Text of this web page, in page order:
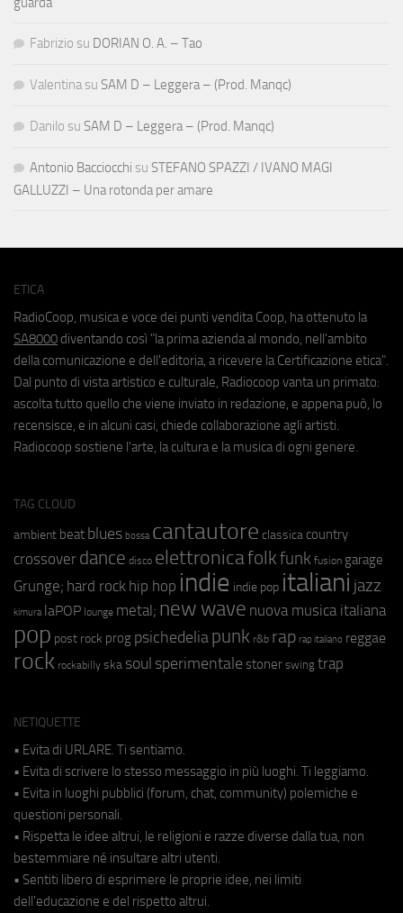
Fabrizio su DORIAN O. A. – Tao
Valentina su SAM D – Leggera – (Prod. Manqc)
Danilo su SAM D – Leggera – (Prod. Manqc)
Antonio Bacciocchi su STEFANO SPAZZI / IVANO MAGI
GALLUZZI – Una rotonda per amare
ETICA
RadioCoop, musica e voce dei punti vendita Coop, ha ottenuto la
SA8000 diventando così "la prima azienda al mondo, nell'ambito
della comunicazione e dell'editoria, a ricevere la Certificazione etica".
Dal punto di vista artistico e culturale, Radiocoop vanta un primato:
ascolta tutto quello che viene inviato in redazione, e appena può, lo
recensisce, e in alcuni casi, chiede collaborazione agli artisti.
Radiocoop sostiene l'arte, la cultura e la musica di ogni genere.
TAG CLOUD
ambient beat blues bossa cantautore classica country
crossover dance disco elettronicafolkfunk fusion garage
Grunge; hard rock hip hop indie indie pop italiani jazz
kimura laPOP lounge metal; new wave nuova musica italiana
pop post rock prog psichedeliapunk r&b rap rap italiano reggae
rock rockabilly ska soul sperimentale stoner swing trap
NETIQUETTE
• Evita di URLARE. Ti sentiamo.
• Evita di scrivere lo stesso messaggio in più luoghi. Ti leggiamo.
• Evita in luoghi pubblici (forum, chat, community) polemiche e
questioni personali.
• Rispetta le idee altrui, le religioni e razze diverse dalla tua, non
bestemmiare né insultare altri utenti.
• Sentiti libero di esprimere le proprie idee, nei limiti
dell'educazione e del rispetto altrui.